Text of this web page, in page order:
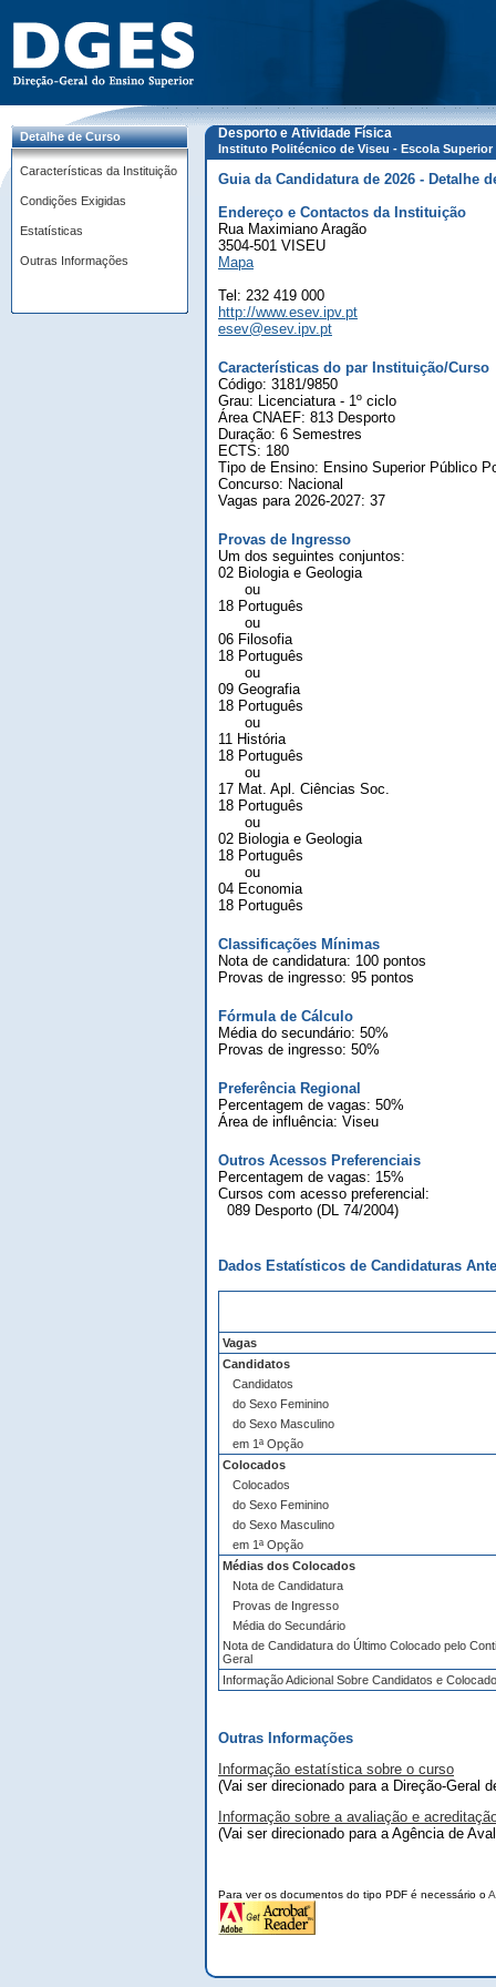
Detalhe de Curso
Características da Instituição
Condições Exigidas
Estatísticas
Outras Informações
Desporto e Atividade Física
Instituto Politécnico de Viseu - Escola Superior
Guia da Candidatura de 2026 - Detalhe
Endereço e Contactos da Instituição
Rua Maximiano Aragão
3504-501 VISEU
Mapa
Tel: 232 419 000
http://www.esev.ipv.pt
esev@esev.ipv.pt
Características do par Instituição/Curso
Código: 3181/9850
Grau: Licenciatura - 1º ciclo
Área CNAEF: 813 Desporto
Duração: 6 Semestres
ECTS: 180
Tipo de Ensino: Ensino Superior Público
Concurso: Nacional
Vagas para 2026-2027: 37
Provas de Ingresso
Um dos seguintes conjuntos:
02 Biologia e Geologia
ou
18 Português
ou
06 Filosofia
18 Português
ou
09 Geografia
18 Português
ou
11 História
18 Português
ou
17 Mat. Apl. Ciências Soc.
18 Português
ou
02 Biologia e Geologia
18 Português
ou
04 Economia
18 Português
Classificações Mínimas
Nota de candidatura: 100 pontos
Provas de ingresso: 95 pontos
Fórmula de Cálculo
Média do secundário: 50%
Provas de ingresso: 50%
Preferência Regional
Percentagem de vagas: 50%
Área de influência: Viseu
Outros Acessos Preferenciais
Percentagem de vagas: 15%
Cursos com acesso preferencial:
089 Desporto (DL 74/2004)
Dados Estatísticos de Candidaturas
Vagas
Candidatos
Candidatos
do Sexo Feminino
do Sexo Masculino
em 1ª Opção
Colocados
Colocados
do Sexo Feminino
do Sexo Masculino
em 1ª Opção
Médias dos Colocados
Nota de Candidatura
Provas de Ingresso
Média do Secundário
Nota de Candidatura do Último Colocado pelo
Geral
Informação Adicional Sobre Candidatos e
Outras Informações
Informação estatística sobre o curso
(Vai ser direcionado para a Direção-Geral
Informação sobre a avaliação e
(Vai ser direcionado para a Agência de
Para ver os documentos do tipo PDF é necessário o